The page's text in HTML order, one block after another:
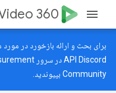
360
API Discord در سرور
Community بپیوندید.